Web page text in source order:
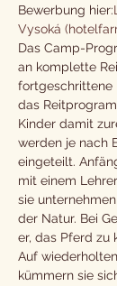
Bewerbung hier:
Vysoká
Das Camp-
an komplette
fortgeschrittene
das
Kinder damit
werden je nach
eingeteilt.
mit einem
sie
der Natur. Bei
er, das Pferd zu
Auf
kümmern sie